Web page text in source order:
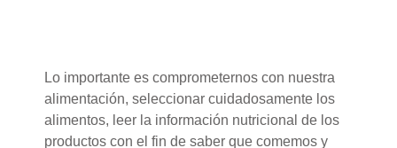
Lo importante es comprometernos con nuestra
alimentación, seleccionar cuidadosamente los
alimentos, leer la información nutricional de los
productos con el fin de saber que comemos y